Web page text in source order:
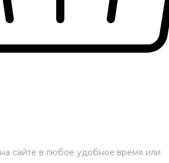
на сайте в любое удобное время или